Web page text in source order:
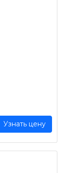
Узнать цену